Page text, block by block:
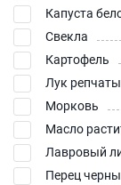
Капуста
Свекла
Картофель
Лук
Морковь
Масло
Лавровый
Перец